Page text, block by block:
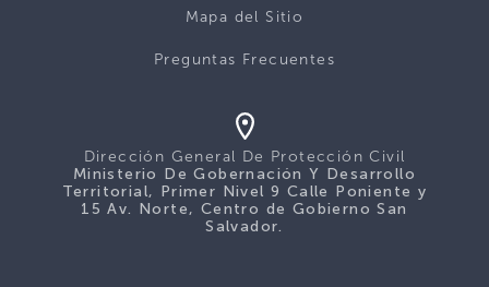
Mapa del Sitio
Preguntas Frecuentes
Dirección General De Protección Civil
Ministerio De Gobernación Y Desarrollo
Territorial, Primer Nivel 9 Calle Poniente y
15 Av. Norte, Centro de Gobierno San
Salvador.